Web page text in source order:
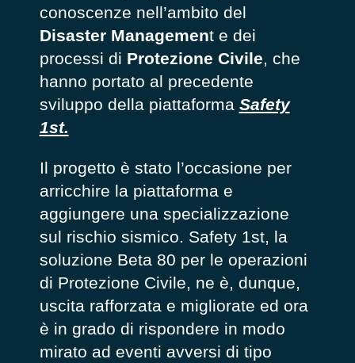
conoscenze nell’ambito del
Disaster Management e dei
processi di Protezione Civile, che
hanno portato al precedente
sviluppo della piattaforma Safety
1st.
Il progetto è stato l’occasione per
arricchire la piattaforma e
aggiungere una specializzazione
sul rischio sismico. Safety 1st, la
soluzione Beta 80 per le operazioni
di Protezione Civile, ne è, dunque,
uscita rafforzata e migliorate ed ora
è in grado di rispondere in modo
mirato ad eventi avversi di tipo